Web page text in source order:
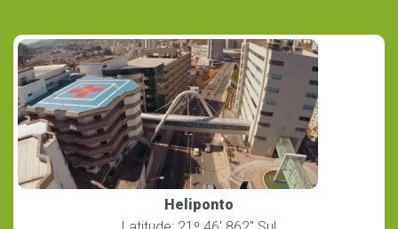
Heliponto